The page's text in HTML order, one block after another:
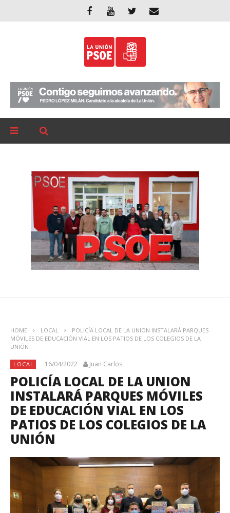
HOME LOCAL
POLICÍA LOCAL DE LA UNION INSTALARÁ PARQUES
MÓVILES DE EDUCACIÓN VIAL EN LOS PATIOS DE LOS COLEGIOS DE LA
UNIÓN
LOCAL 16/04/2022 Juan Carlos
POLICÍA LOCAL DE LA UNION
INSTALARÁ PARQUES MÓVILES
DE EDUCACIÓN VIAL EN LOS
PATIOS DE LOS COLEGIOS DE LA
UNIÓN